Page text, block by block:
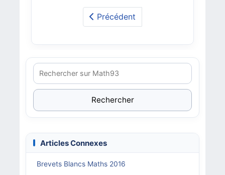
Précédent
Rechercher
Articles Connexes
Brevets Blancs Maths 2016